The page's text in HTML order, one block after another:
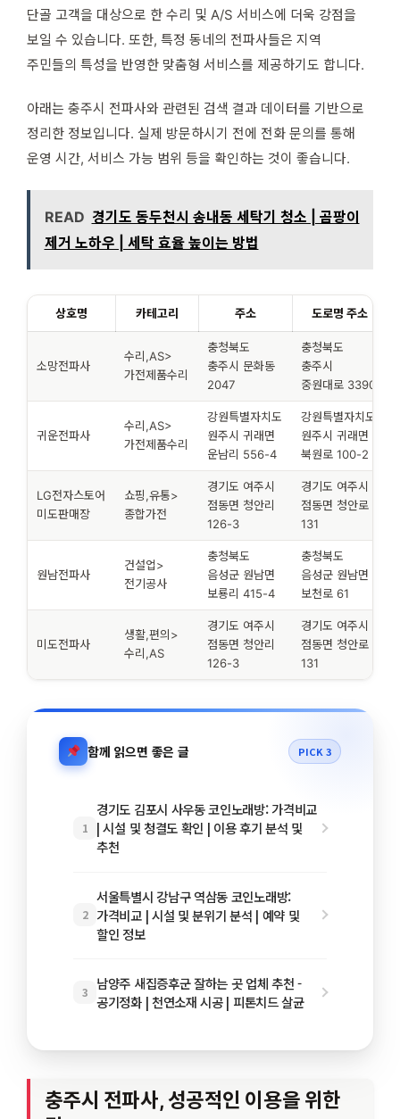
단골 고객을 대상으로 한 수리 및 A/S 서비스에 더욱 강점을
보일 수 있습니다. 또한, 특정 동네의 전파사들은 지역
주민들의 특성을 반영한 맞춤형 서비스를 제공하기도 합니다.
아래는 충주시 전파사와 관련된 검색 결과 데이터를 기반으로
정리한 정보입니다. 실제 방문하시기 전에 전화 문의를 통해
운영 시간, 서비스 가능 범위 등을 확인하는 것이 좋습니다.
READ 경기도 동두천시 송내동 세탁기 청소 | 곰팡이
제거 노하우 | 세탁 효율 높이는 방법
상호명 카테고리 주소 도로명 주소
소망전파사
수리,AS>
가전제품수리
충청북도
충주시 문화동
2047
충청북도
충주시
중원대로 3390
귀운전파사
수리,AS>
가전제품수리
강원특별자치도
원주시 귀래면
운남리 556-4
강원특별자치도
원주시 귀래면
북원로 100-2
LG전자스토어
미도판매장
쇼핑,유통>
종합가전
경기도 여주시
점동면 청안리
126-3
경기도 여주시
점동면 청안로
131
원남전파사
건설업>
전기공사
충청북도
음성군 원남면
보룡리 415-4
충청북도
음성군 원남면
보천로 61
미도전파사
생활,편의>
수리,AS
경기도 여주시
점동면 청안리
126-3
경기도 여주시
점동면 청안로
131
함께 읽으면 좋은 글 PICK 3
1
경기도 김포시 사우동 코인노래방: 가격비교
| 시설 및 청결도 확인 | 이용 후기 분석 및
추천
2
서울특별시 강남구 역삼동 코인노래방:
가격비교 | 시설 및 분위기 분석 | 예약 및
할인 정보
3
남양주 새집증후군 잘하는 곳 업체 추천 -
공기정화 | 천연소재 시공 | 피톤치드 살균
충주시 전파사, 성공적인 이용을 위한